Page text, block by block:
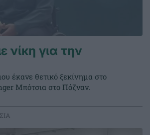
νίκη για την
έκανε θετικό ξεκίνημα στο
Μπότσια στο Πόζναν.